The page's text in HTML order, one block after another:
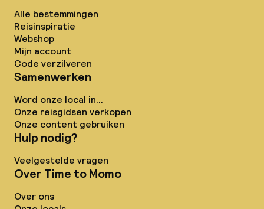
Alle bestemmingen
Reisinspiratie
Webshop
Mijn account
Code verzilveren
Samenwerken
Word onze local in...
Onze reisgidsen verkopen
Onze content gebruiken
Hulp nodig?
Veelgestelde vragen
Over Time to Momo
Over ons